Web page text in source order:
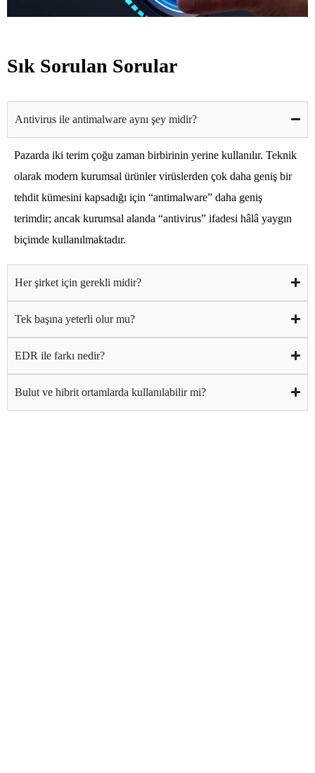
Sık Sorulan Sorular
Antivirus ile antimalware aynı şey midir?
Pazarda iki terim çoğu zaman birbirinin yerine kullanılır. Teknik
olarak modern kurumsal ürünler virüslerden çok daha geniş bir
tehdit kümesini kapsadığı için “antimalware” daha geniş
terimdir; ancak kurumsal alanda “antivirus” ifadesi hâlâ yaygın
biçimde kullanılmaktadır.
Her şirket için gerekli midir?
Tek başına yeterli olur mu?
EDR ile farkı nedir?
Bulut ve hibrit ortamlarda kullanılabilir mi?